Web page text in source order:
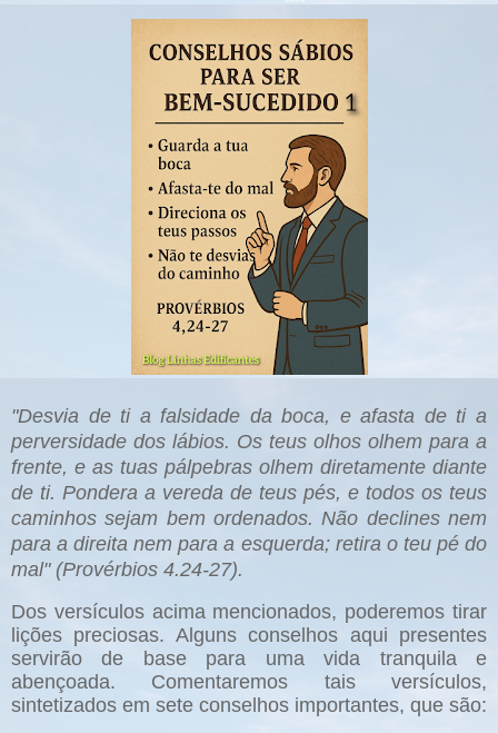
"Desvia de ti a falsidade da boca, e afasta de ti a
perversidade dos lábios. Os teus olhos olhem para a
frente, e as tuas pálpebras olhem diretamente diante
de ti. Pondera a vereda de teus pés, e todos os teus
caminhos sejam bem ordenados. Não declines nem
para a direitanem para a esquerda; retira o teu pé do
mal" (Provérbios 4.24-27).
Dos versículos acima mencionados, poderemos tirar
lições preciosas. Alguns conselhos aqui presentes
servirão de base para uma vida tranquila e
abençoada. Comentaremos tais versículos,
sintetizados em sete conselhos importantes, que são: